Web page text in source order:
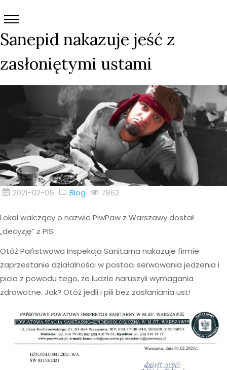
Sanepid nakazuje jeść z
zasłoniętymi ustami
2021-02-05 Blog 7862
Lokal walczący o nazwie PiwPaw z Warszawy dostał
„decyzję” z PIS.
Otóż Państwowa Inspekcja Sanitarna nakazuje firmie
zaprzestanie działalności w postaci serwowania jedzenia i
picia z powodu tego, że ludzie naruszyli wymagania
zdrowotne. Jak? Otóż jedli i pili bez zasłaniania ust!